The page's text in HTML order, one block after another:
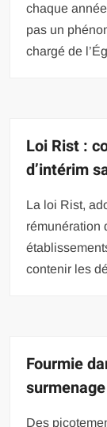
chaque
pas un
chargé de
Loi Rist :
d’intérim
La loi Rist,
rémunération
contenir les
Fourmie
Des